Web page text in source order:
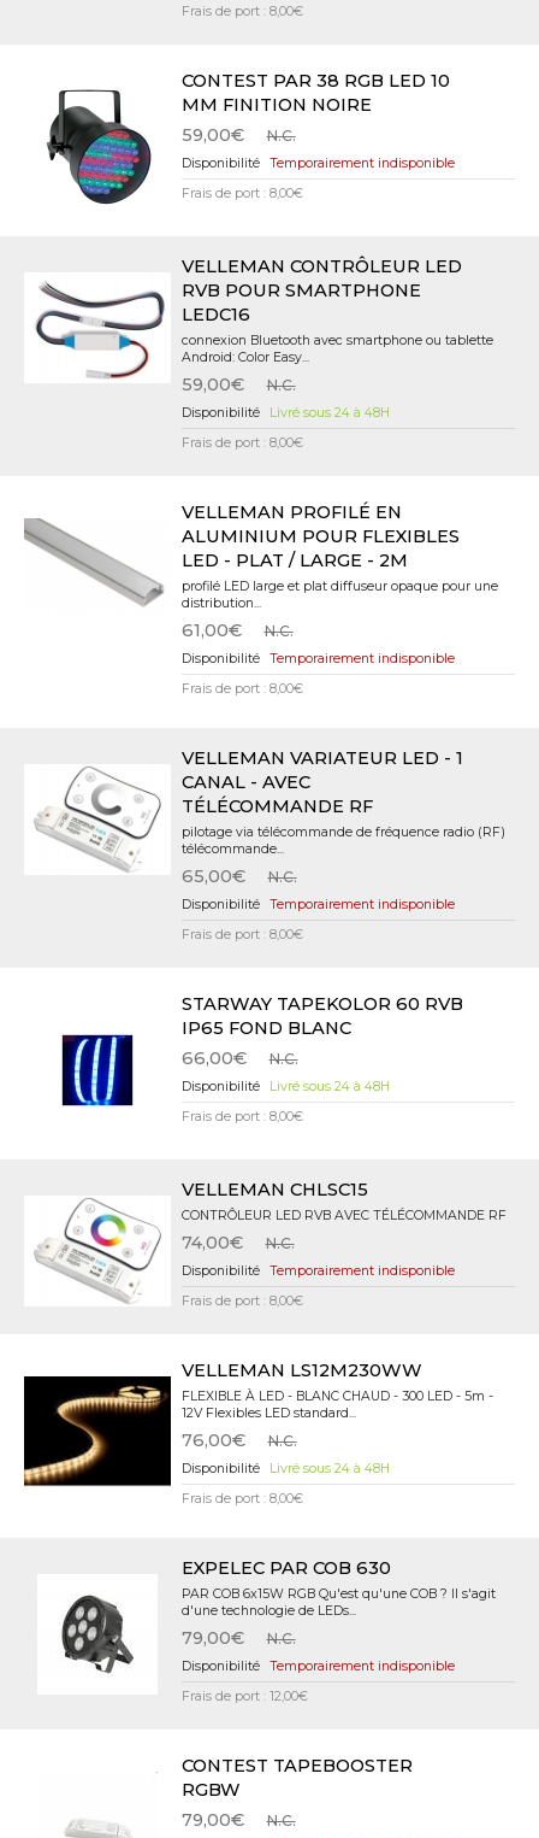
Frais de port : 8,00€
CONTEST PAR 38 RGB LED 10
MM FINITION NOIRE
59,00€
N.C.
Temporairement indisponible
Frais de port : 8,00€
VELLEMAN CONTRÔLEUR LED
RVB POUR SMARTPHONE
LEDC16
connexion Bluetooth avec smartphone ou tablette
Android: Color Easy...
59,00€ N.C.
Livré sous 24 à 48H
Frais de port : 8,00€
VELLEMAN PROFILÉ EN
ALUMINIUM POUR FLEXIBLES
LED - PLAT / LARGE - 2M
profilé LED large et plat diffuseur opaque pour une
distribution...
61,00€ N.C.
Temporairement indisponible
Frais de port : 8,00€
VELLEMAN VARIATEUR LED - 1
CANAL - AVEC
TÉLÉCOMMANDE RF
pilotage via télécommande de fréquence radio (RF)
télécommande...
65,00€ N.C.
Temporairement indisponible
Frais de port : 8,00€
STARWAY TAPEKOLOR 60 RVB
IP65 FOND BLANC
66,00€
N.C.
Livré sous 24 à 48H
Frais de port : 8,00€
VELLEMAN CHLSC15
CONTRÔLEUR LED RVB AVEC TÉLÉCOMMANDE RF
74,00€ N.C.
Temporairement indisponible
Frais de port : 8,00€
VELLEMAN LS12M230WW
FLEXIBLE À LED - BLANC CHAUD - 300 LED - 5m -
12V Flexibles LED standard...
76,00€ N.C.
Livré sous 24 à 48H
Frais de port : 8,00€
EXPELEC PAR COB 630
PAR COB 6x15W RGB Qu'est qu'une COB ? Il s'agit
d'une technologie de LEDs...
79,00€ N.C.
Temporairement indisponible
Frais de port : 12,00€
CONTEST TAPEBOOSTER
RGBW
79,00€
N.C.